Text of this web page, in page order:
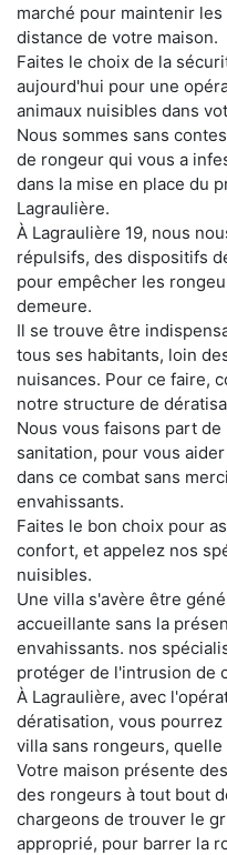
marché pour maintenir
distance de votre maison.
Faites le choix de la
aujourd'hui pour une
animaux nuisibles dans
Nous sommes sans
de rongeur qui vous a
dans la mise en place du
Lagraulière.
À Lagraulière 19, nous
répulsifs, des dispositifs
pour empêcher les
demeure.
Il se trouve être
tous ses habitants, loin
nuisances. Pour ce faire,
notre structure de
Nous vous faisons part
sanitation, pour vous
dans ce combat sans
envahissants.
Faites le bon choix pour
confort, et appelez nos
nuisibles.
Une villa s'avère être
accueillante sans la
envahissants. nos
protéger de l'intrusion de
À Lagraulière, avec
dératisation, vous
villa sans rongeurs,
Votre maison présente
des rongeurs à tout bout
chargeons de trouver le
approprié, pour barrer la